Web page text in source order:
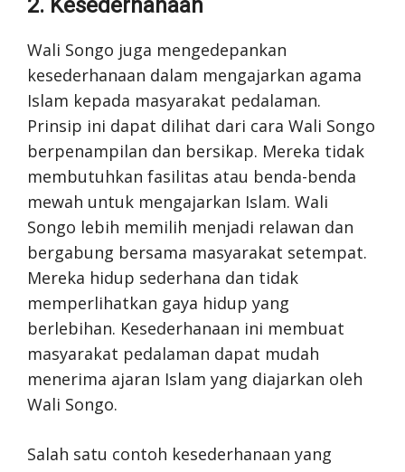
2. Kesederhanaan
Wali Songo juga mengedepankan
kesederhanaan dalam mengajarkan agama
Islam kepada masyarakat pedalaman.
Prinsip ini dapat dilihat dari cara Wali Songo
berpenampilan dan bersikap. Mereka tidak
membutuhkan fasilitas atau benda-benda
mewah untuk mengajarkan Islam. Wali
Songo lebih memilih menjadi relawan dan
bergabung bersama masyarakat setempat.
Mereka hidup sederhana dan tidak
memperlihatkan gaya hidup yang
berlebihan. Kesederhanaan ini membuat
masyarakat pedalaman dapat mudah
menerima ajaran Islam yang diajarkan oleh
Wali Songo.
Salah satu contoh kesederhanaan yang